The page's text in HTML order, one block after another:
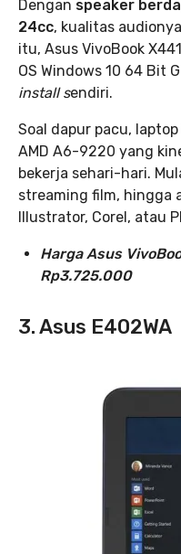
Dengan speaker
24cc, kualitas
itu, Asus VivoBook
OS Windows 10 64 Bit
install sendiri.
Soal dapur pacu,
AMD A6-9220 yang
bekerja sehari-hari.
streaming film, hingga
Illustrator, Corel, atau
Harga Asus
Rp3.725.000
3. Asus E402WA